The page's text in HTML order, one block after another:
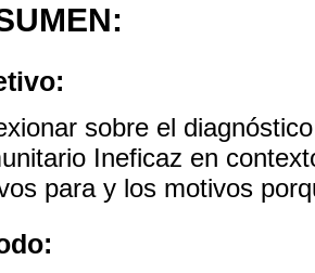
sobre el
Ineficaz en
para y los motivos